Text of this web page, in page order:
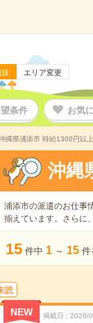
エリア変更
条件 お気
縄県浦添市 時給1300円以
沖縄
浦添市の派遣のお仕事
揃えています。さらに、
15 件中 1 ～ 15 件
読
NEW 掲載日 2026/